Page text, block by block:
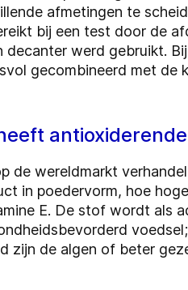
afmetingen te
bij een test door de
decanter werd gebruikt.
gecombineerd met de
de wereldmarkt
in poedervorm, hoe
E. De stof wordt als
zijn de algen of beter